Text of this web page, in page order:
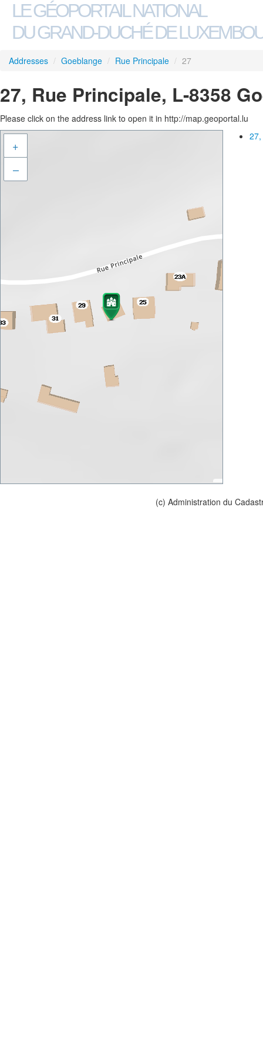
LE GÉOPORTAIL NATIONAL
DU GRAND-DUCHÉ DE
Addresses / Goeblange / Rue Principale / 27
27, Rue Principale, L-8358
Please click on the address link to open it in http://map.geoportal.lu
+
–
(c) Administration du